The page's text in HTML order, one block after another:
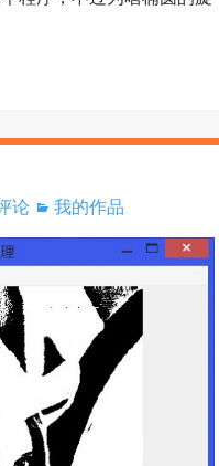
论 我的作品